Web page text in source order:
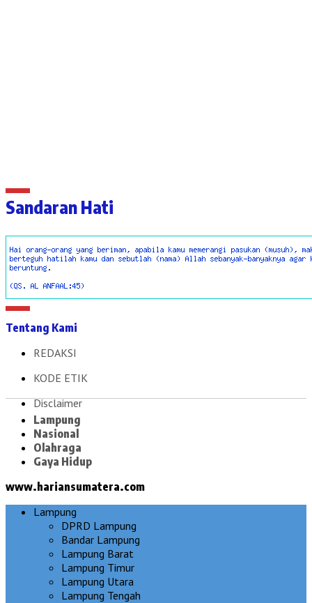
Sandaran Hati
Tentang Kami
REDAKSI
KODE ETIK
Disclaimer
Lampung
Nasional
Olahraga
Gaya Hidup
www.hariansumatera.com
Lampung
DPRD Lampung
Bandar Lampung
Lampung Barat
Lampung Timur
Lampung Utara
Lampung Tengah